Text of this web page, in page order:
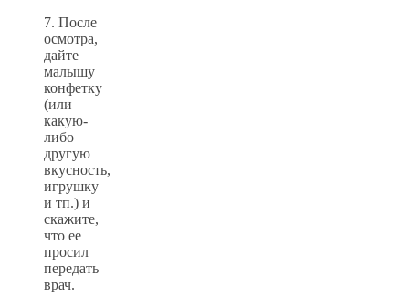
7. После
осмотра,
дайте
малышу
конфетку
(или
какую-
либо
другую
вкусность,
игрушку
и тп.) и
скажите,
что ее
просил
передать
врач.